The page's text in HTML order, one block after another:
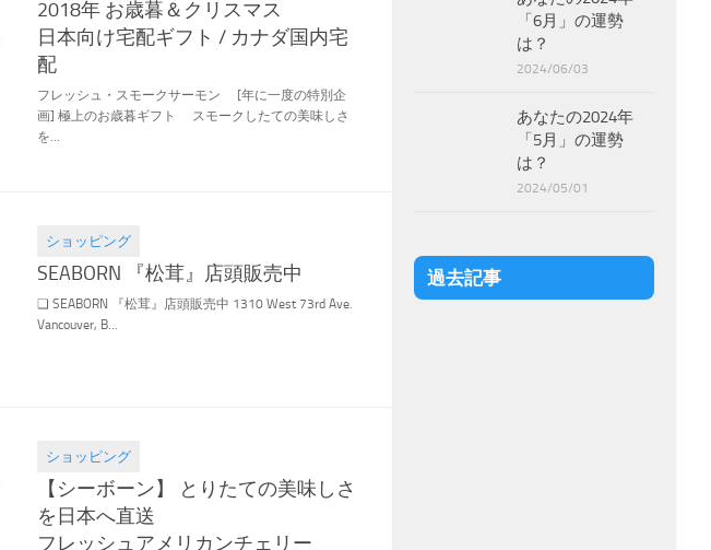
2018年 お歳暮＆クリスマス
日本向け宅配ギフト / カナダ国内宅
配
フレッシュ・スモークサーモン [年に一度の特別企
画] 極上のお歳暮ギフト スモークしたての美味しさ
を...
ショッピング
2018.10.23
SEABORN 『松茸』店頭販売中
❏ SEABORN 『松茸』店頭販売中 1310 West 73rd Ave.
Vancouver, B...
ショッピング
2018.05.19
【シーボーン】 とりたての美味しさ
を日本へ直送
フレッシュアメリカンチェリー
「6月」の運勢
は？
2024/06/03
あなたの2024年
「5月」の運勢
は？
2024/05/01
過去記事